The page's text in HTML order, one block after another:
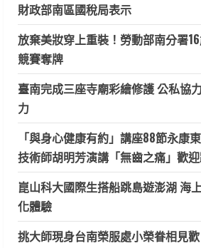
財政部南區國稅局表示
放棄美妝穿上重裝！勞動部南分署
競賽奪牌
臺南完成三座寺廟彩繪修護 公私協
力
「與身心健康有約」講座88節永康
技術師胡明芳演講「無齒之痛」歡
崑山科大國際生搭船跳島遊澎湖 海
化體驗
挑大師現身台南榮服處小榮眷相見歡